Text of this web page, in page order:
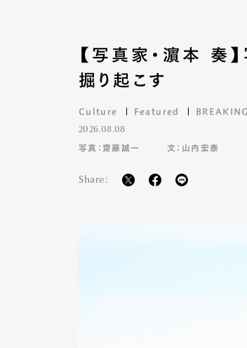
【写真家・濵本 奏
掘り起こす
Culture Featured BREAKING
2026.08.08
写真：齋藤誠一 文：山内宏泰
Share: